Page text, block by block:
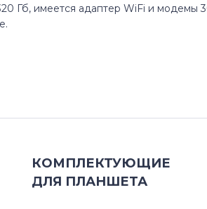
Гб, имеется адаптер WiFi и
КОМПЛЕКТУЮЩИЕ
ДЛЯ ПЛАНШЕТА